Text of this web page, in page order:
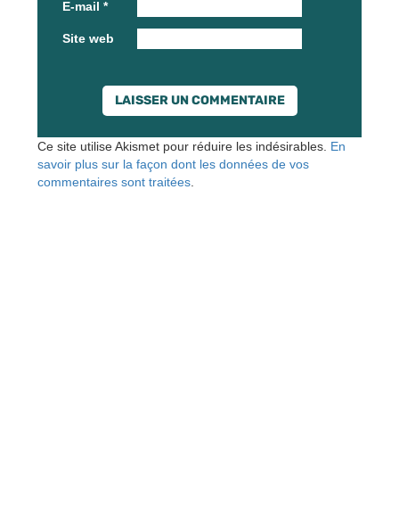
E-mail *
Site web
Ce site utilise Akismet pour réduire les indésirables. En
savoir plus sur la façon dont les données de vos
commentaires sont traitées